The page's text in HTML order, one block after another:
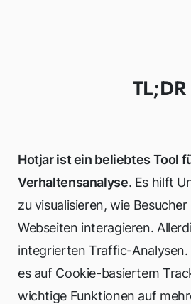
TL;DR
Hotjar ist ein beliebtes Tool
Verhaltensanalyse. Es hilft
zu visualisieren, wie
Webseiten interagieren.
integrierten Traffic-
es auf Cookie-basiertem
wichtige Funktionen auf